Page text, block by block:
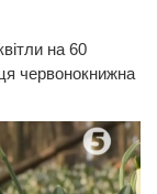
на 60
червонокнижна